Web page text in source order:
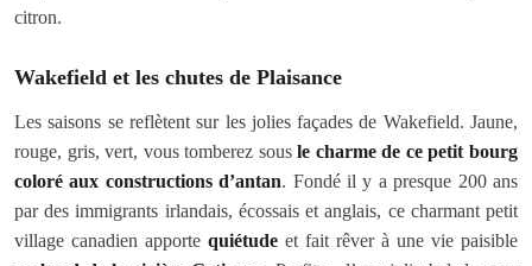
citron.
Wakefield et les chutes de Plaisance
Les saisons se reflètent sur les jolies façades de Wakefield. Jaune,
rouge, gris, vert, vous tomberez sousle charme de ce petit bourg
coloré aux constructions d’antan. Fondé il y a presque 200 ans
par des immigrants irlandais, écossais et anglais, ce charmant petit
village canadien apporte quiétude et fait rêver à une vie paisible